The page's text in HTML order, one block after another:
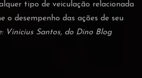
tipo de veiculação relacionada
o desempenho das ações de seu
Vinicius Santos, do Dino Blog